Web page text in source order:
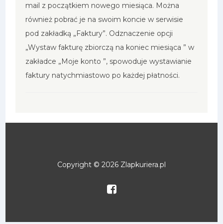
mail z początkiem nowego miesiąca. Można
również pobrać je na swoim koncie w serwisie
pod zakładką „Faktury”. Odznaczenie opcji
„Wystaw fakturę zbiorczą na koniec miesiąca ” w
zakładce „Moje konto ”, spowoduje wystawianie
faktury natychmiastowo po każdej płatności.
Copyright © 2026 Zlapkuriera.pl